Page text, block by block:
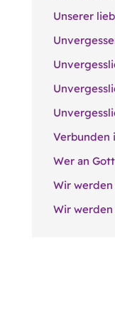
Unserer
Verbunden
Wer an
Wir
Wir